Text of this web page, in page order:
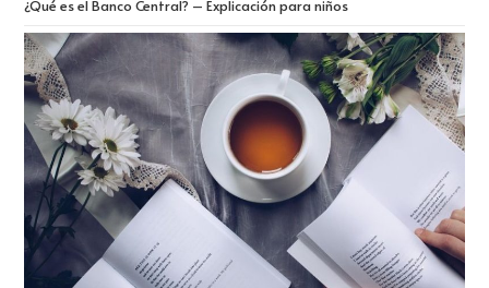
¿Qué es el Banco Central? – Explicación para niños